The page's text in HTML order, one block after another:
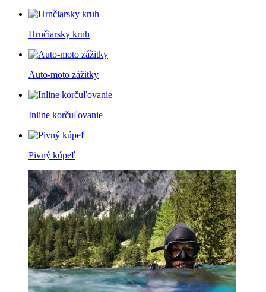
Hrnčiarsky kruh
Auto-moto zážitky
Inline korčuľovanie
Pivný kúpeľ